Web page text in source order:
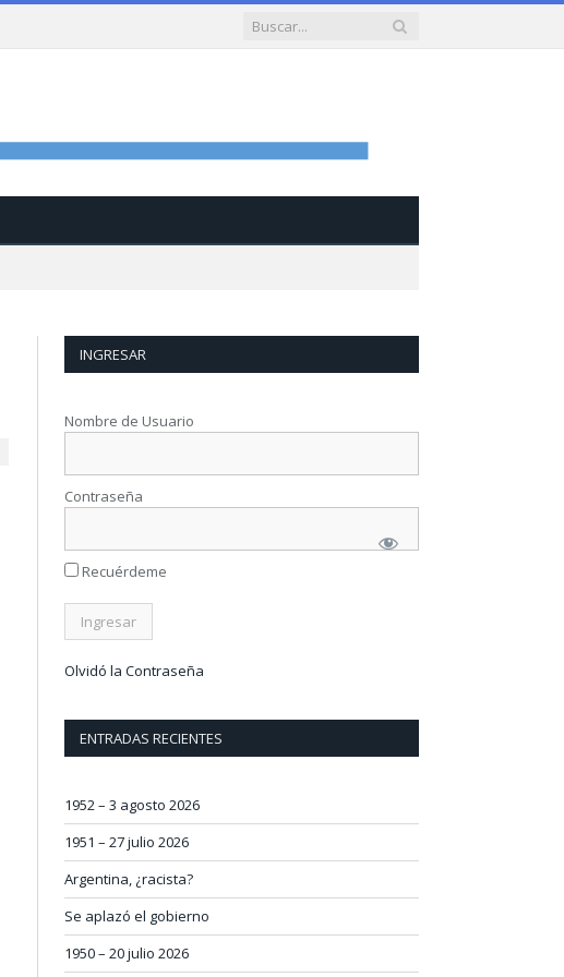
INGRESAR
Nombre de Usuario
Contraseña
Recuérdeme
Olvidó la Contraseña
ENTRADAS RECIENTES
1952 – 3 agosto 2026
1951 – 27 julio 2026
Argentina, ¿racista?
Se aplazó el gobierno
1950 – 20 julio 2026